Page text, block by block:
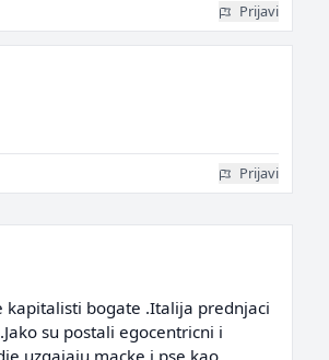
Prijavi
Prijavi
kapitalisti bogate .Italija prednjaci
su postali egocentricni i
uzgajaju macke i pse kao